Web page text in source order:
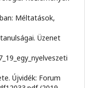
Méltatások,
Üzenet
Újvidék: Forum